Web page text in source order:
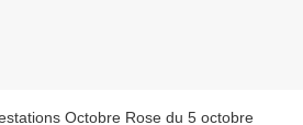
Octobre Rose du 5 octobre